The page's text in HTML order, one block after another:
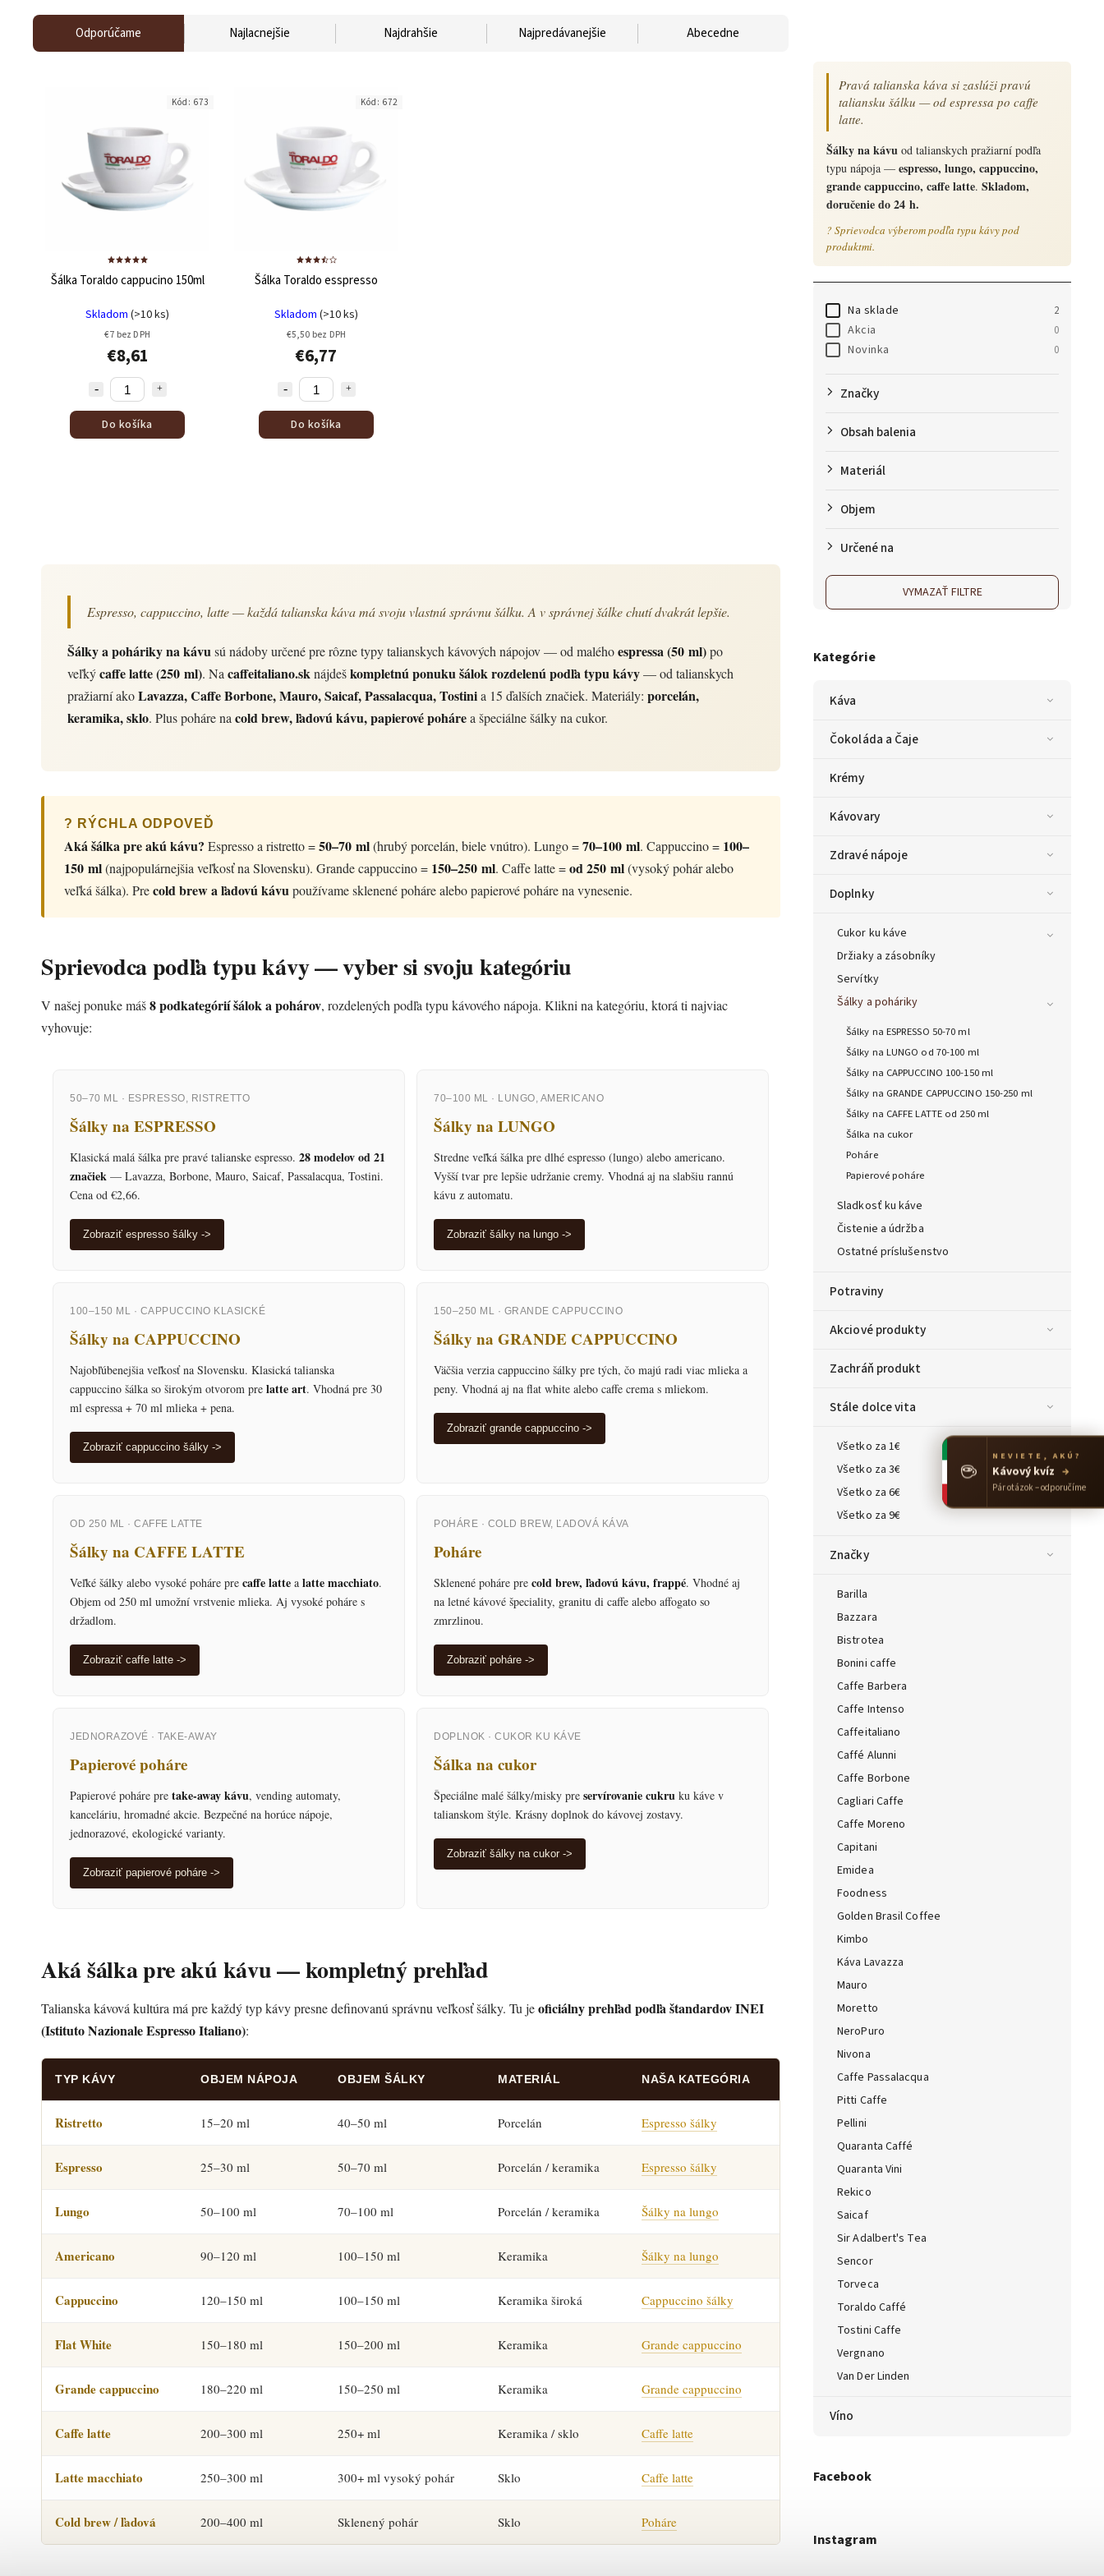
Pravá talianska káva si zaslúži pravú
taliansku šálku — od espressa po caffe
latte.
Šálky na kávu od talianskych pražiarní podľa
typu nápoja — espresso, lungo, cappuccino,
grande cappuccino, caffe latte. Skladom,
doručenie do 24 h.
? Sprievodca výberom podľa typu kávy pod
produktmi.
Na sklade 2
Akcia 0
Novinka 0
Značky
Obsah balenia
Materiál
Objem
Určené na
VYMAZAŤ FILTRE
Kategórie
Káva
Čokoláda a Čaje
Krémy
Kávovary
Zdravé nápoje
Doplnky
Cukor ku káve
Držiaky a zásobníky
Servítky
Šálky a poháriky
Šálky na ESPRESSO 50-70 ml
Šálky na LUNGO od 70-100 ml
Šálky na CAPPUCCINO 100-150 ml
Šálky na GRANDE CAPPUCCINO 150-250 ml
Šálky na CAFFE LATTE od 250 ml
Šálka na cukor
Poháre
Papierové poháre
Sladkosť ku káve
Čistenie a údržba
Ostatné príslušenstvo
Potraviny
Akciové produkty
Zachráň produkt
Stále dolce vita
Všetko za 1€
Všetko za 3€
Všetko za 6€
Všetko za 9€
Značky
Barilla
Bazzara
Bistrotea
Bonini caffe
Caffe Barbera
Caffe Intenso
Caffeitaliano
Caffé Alunni
Caffe Borbone
Cagliari Caffe
Caffe Moreno
Capitani
Emidea
Foodness
Golden Brasil Coffee
Kimbo
Káva Lavazza
Mauro
Moretto
NeroPuro
Nivona
Caffe Passalacqua
Pitti Caffe
Pellini
Quaranta Caffé
Quaranta Vini
Rekico
Saicaf
Sir Adalbert's Tea
Sencor
Torveca
Toraldo Caffé
Tostini Caffe
Vergnano
Van Der Linden
Víno
Facebook
Instagram
Odporúčame Najlacnejšie Najdrahšie Najpredávanejšie Abecedne
Šálka Toraldo cappucino 150ml
Skladom (>10 ks)
€7 bez DPH
€8,61
Do košíka
Kód: 673
Šálka Toraldo esspresso
Skladom (>10 ks)
€5,50 bez DPH
€6,77
Do košíka
Kód: 672
Espresso, cappuccino, latte — každá talianska káva má svoju vlastnú správnu šálku. A v správnej šálke chutí dvakrát lepšie.
Šálky a poháriky na kávusú nádoby určené pre rôzne typy talianskych kávových nápojov — od maléhoespressa (50 ml)po
veľkýcaffe latte (250 ml). Na caffeitaliano.sknájdeškompletnú ponuku šálok rozdelenú podľa typu kávy— od talianskych
pražiarní akoLavazza, Caffe Borbone, Mauro, Saicaf, Passalacqua, Tostinia 15 ďalších značiek. Materiály: porcelán,
keramika, sklo. Plus poháre na cold brew, ľadovú kávu, papierové pohárea špeciálne šálky na cukor.
? RÝCHLA ODPOVEĎ
Aká šálka pre akú kávu? Espresso a ristretto =50–70 ml(hrubý porcelán, biele vnútro). Lungo =70–100 ml. Cappuccino = 100–
150 ml(najpopulárnejšia veľkosť na Slovensku). Grande cappuccino = 150–250 ml. Caffe latte =od 250 ml(vysoký pohár alebo
veľká šálka). Precold brew a ľadovú kávupoužívame sklenené poháre alebo papierové poháre na vynesenie.
Sprievodca podľa typu kávy — vyber si svoju kategóriu
V našej ponuke máš8 podkategórií šálok a pohárov, rozdelených podľa typu kávového nápoja. Klikni na kategóriu, ktorá ti najviac
vyhovuje:
50–70 ML · ESPRESSO, RISTRETTO
Šálky na ESPRESSO
Klasická malá šálka pre pravé talianske espresso. 28 modelov od 21
značiek — Lavazza, Borbone, Mauro, Saicaf, Passalacqua, Tostini.
Cena od €2,66.
Zobraziť espresso šálky ->
70–100 ML · LUNGO, AMERICANO
Šálky na LUNGO
Stredne veľká šálka pre dlhé espresso (lungo) alebo americano.
Vyšší tvar pre lepšie udržanie cremy. Vhodná aj na slabšiu rannú
kávu z automatu.
Zobraziť šálky na lungo ->
100–150 ML · CAPPUCCINO KLASICKÉ
Šálky na CAPPUCCINO
Najobľúbenejšia veľkosť na Slovensku. Klasická talianska
cappuccino šálka so širokým otvorom pre latte art. Vhodná pre 30
ml espressa + 70 ml mlieka + pena.
Zobraziť cappuccino šálky ->
150–250 ML · GRANDE CAPPUCCINO
Šálky na GRANDE CAPPUCCINO
Väčšia verzia cappuccino šálky pre tých, čo majú radi viac mlieka a
peny. Vhodná aj na flat white alebo caffe crema s mliekom.
Zobraziť grande cappuccino ->
OD 250 ML · CAFFE LATTE
Šálky na CAFFE LATTE
Veľké šálky alebo vysoké poháre pre caffe latte a latte macchiato.
Objem od 250 ml umožní vrstvenie mlieka. Aj vysoké poháre s
držadlom.
Zobraziť caffe latte ->
POHÁRE · COLD BREW, ĽADOVÁ KÁVA
Poháre
Sklenené poháre pre cold brew, ľadovú kávu, frappé. Vhodné aj
na letné kávové špeciality, granitu di caffe alebo affogato so
zmrzlinou.
Zobraziť poháre ->
JEDNORAZOVÉ · TAKE-AWAY
Papierové poháre
Papierové poháre pre take-away kávu, vending automaty,
kanceláriu, hromadné akcie. Bezpečné na horúce nápoje,
jednorazové, ekologické varianty.
Zobraziť papierové poháre ->
DOPLNOK · CUKOR KU KÁVE
Šálka na cukor
Špeciálne malé šálky/misky pre servírovanie cukru ku káve v
talianskom štýle. Krásny doplnok do kávovej zostavy.
Zobraziť šálky na cukor ->
Aká šálka pre akú kávu — kompletný prehľad
Talianska kávová kultúra má pre každý typ kávy presne definovanú správnu veľkosť šálky. Tu jeoficiálny prehľad podľa štandardov INEI
(Istituto Nazionale Espresso Italiano):
TYP KÁVY OBJEM NÁPOJA OBJEM ŠÁLKY MATERIÁL NAŠA KATEGÓRIA
Ristretto 15–20 ml 40–50 ml Porcelán Espresso šálky
Espresso 25–30 ml 50–70 ml Porcelán / keramika Espresso šálky
Lungo 50–100 ml 70–100 ml Porcelán / keramika Šálky na lungo
Americano 90–120 ml 100–150 ml Keramika Šálky na lungo
Cappuccino 120–150 ml 100–150 ml Keramika široká Cappuccino šálky
Flat White 150–180 ml 150–200 ml Keramika Grande cappuccino
Grande cappuccino 180–220 ml 150–250 ml Keramika Grande cappuccino
Caffe latte 200–300 ml 250+ ml Keramika / sklo Caffe latte
Latte macchiato 250–300 ml 300+ ml vysoký pohár Sklo Caffe latte
Cold brew / ľadová 200–400 ml Sklenený pohár Sklo Poháre
Poradím s výberom kávy aj kompatibilitou
☕ NEVIETE, AKÚ?
Kávový kvíz →
Pár otázok – odporučíme